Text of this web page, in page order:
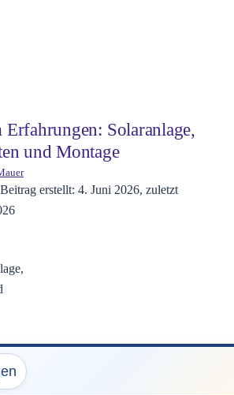
Erfahrungen: Solaranlage,
und Montage
Beitrag erstellt: 4. Juni 2026, zuletzt